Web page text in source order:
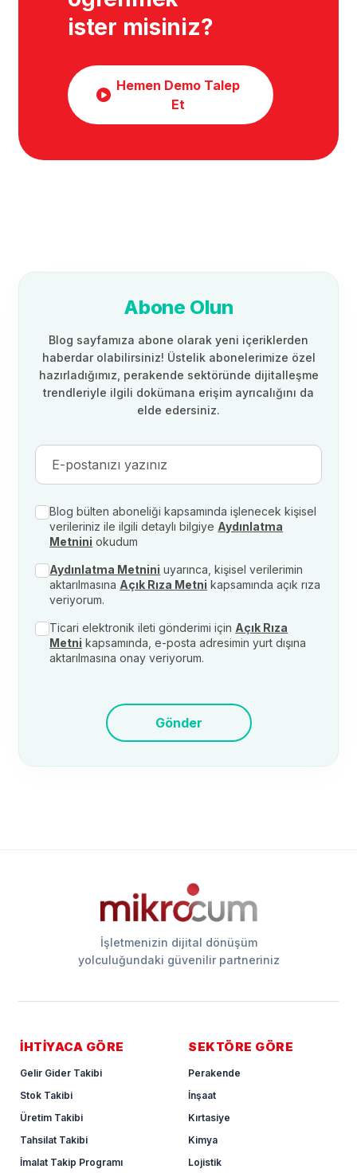
ister misiniz?
Hemen Demo Talep
Et
Abone Olun
Blog sayfamıza abone olarak yeni içeriklerden
haberdar olabilirsiniz! Üstelik abonelerimize özel
hazırladığımız, perakende sektöründe dijitalleşme
trendleriyle ilgili dokümana erişim ayrıcalığını da
elde edersiniz.
Blog bülten aboneliği kapsamında işlenecek kişisel
verileriniz ile ilgili detaylı bilgiye Aydınlatma
Metnini okudum
Aydınlatma Metnini uyarınca, kişisel verilerimin
aktarılmasına Açık Rıza Metni kapsamında açık rıza
veriyorum.
Ticari elektronik ileti gönderimi için Açık Rıza
Metni kapsamında, e-posta adresimin yurt dışına
aktarılmasına onay veriyorum.
Gönder
İşletmenizin dijital dönüşüm
yolculuğundaki güvenilir partneriniz
İHTİYACA GÖRE
Gelir Gider Takibi
Stok Takibi
Üretim Takibi
Tahsilat Takibi
İmalat Takip Programı
SEKTÖRE GÖRE
Perakende
İnşaat
Kırtasiye
Kimya
Lojistik